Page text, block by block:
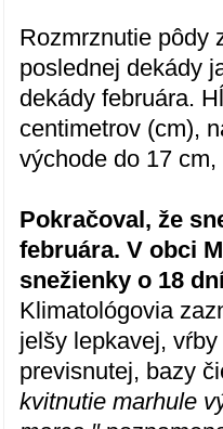
Rozmrznutie pôdy
poslednej dekády
dekády februára.
centimetrov (cm),
východe do 17
Pokračoval, že
februára. V obci
snežienky o 18
Klimatológovia
jelšy lepkavej,
previsnutej, bazy
kvitnutie marhule